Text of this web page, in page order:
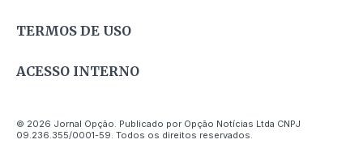
TERMOS DE USO
ACESSO INTERNO
© 2026 Jornal Opção. Publicado por Opção Notícias Ltda CNPJ
09.236.355/0001-59. Todos os direitos reservados.